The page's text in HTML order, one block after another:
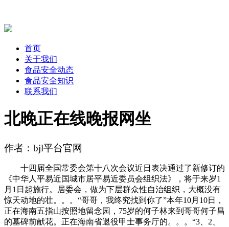
首页
关于我们
食品安全动态
食品安全知识
联系我们
北晚正在线晚报网坐
作者：bjl平台官网
十四届全国常委会第十八次会议近日表决通过了新修订的
《中华人平易近国城市居平易近委员会组织法》，将于来岁1
月1日起施行。居委会，做为下层群众性自治组织，大概没有
惊天动地的壮。。。“哥哥，我终究找到你了”本年10月10日，
正在海南五指山按照地留念园，75岁的何子林来到哥哥何子昌
的墓碑前献花。正在海南省退役甲士事务厅的。。。“3、2、